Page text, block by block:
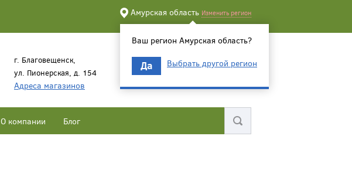
Амурская область Изменить регион
Ваш регион Амурская область?
Да Выбрать другой регион
г. Благовещенск,
ул. Пионерская, д. 154
Адреса магазинов
О компании Блог